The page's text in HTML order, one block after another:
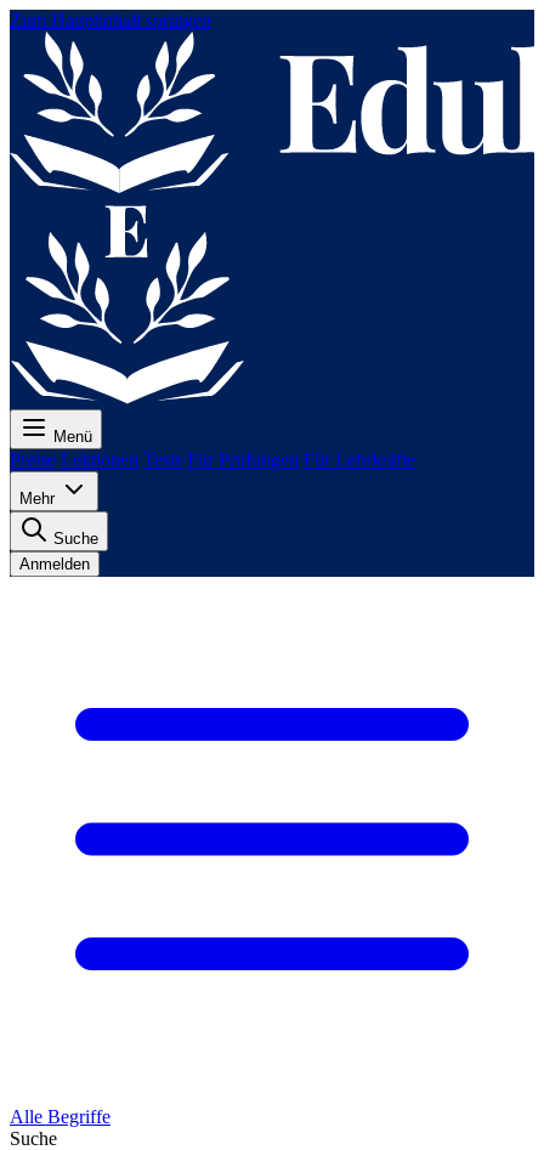
Zum Hauptinhalt springen
Menü
Preise Lektionen Tests Für Prüfungen Für Lehrkräfte
Mehr
Suche
Anmelden
Alle Begriffe
Suche